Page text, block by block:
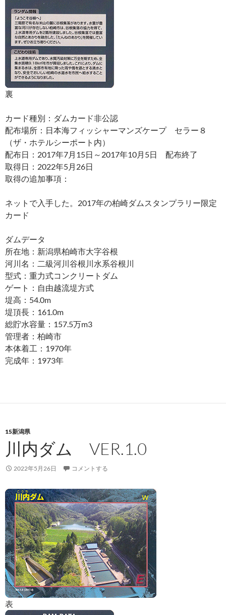
裏
カード種別：ダムカード非公認
配布場所：日本海フィッシャーマンズケープ セラー８
（ザ・ホテルシーポート内）
配布日：2017年7月15日～2017年10月5日 配布終了
取得日：2022年5月26日
取得の追加事項：
ネットで入手した。2017年の柏崎ダムスタンプラリー限定
カード
ダムデータ
所在地：新潟県柏崎市大字谷根
河川名：二級河川谷根川水系谷根川
型式：重力式コンクリートダム
ゲート：自由越流堤方式
堤高：54.0m
堤頂長：161.0m
総貯水容量：157.5万m3
管理者：柏崎市
本体着工：1970年
完成年：1973年
15新潟県
川内ダム VER.1.0
2022年5月26日 コメントする
表